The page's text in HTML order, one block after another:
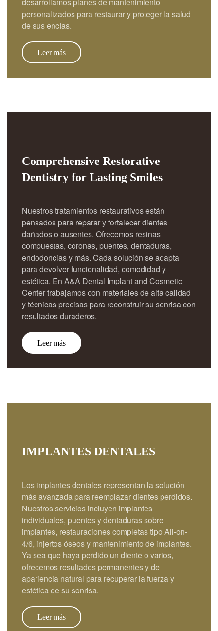
personalizados para restaurar y proteger la salud
de sus encías.
Leer más
Comprehensive Restorative
Dentistry for Lasting Smiles
Nuestros tratamientos restaurativos están
pensados para reparar y fortalecer dientes
dañados o ausentes. Ofrecemos resinas
compuestas, coronas, puentes, dentaduras,
endodoncias y más. Cada solución se adapta
para devolver funcionalidad, comodidad y
estética. En A&A Dental Implant and Cosmetic
Center trabajamos con materiales de alta calidad
y técnicas precisas para reconstruir su sonrisa con
resultados duraderos.
Leer más
IMPLANTES DENTALES
Los implantes dentales representan la solución
más avanzada para reemplazar dientes perdidos.
Nuestros servicios incluyen implantes
individuales, puentes y dentaduras sobre
implantes, restauraciones completas tipo All-on-
4/6, injertos óseos y mantenimiento de implantes.
Ya sea que haya perdido un diente o varios,
ofrecemos resultados permanentes y de
apariencia natural para recuperar la fuerza y
estética de su sonrisa.
Leer más